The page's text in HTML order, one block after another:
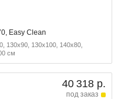
Easy Clean
130x90, 130x100, 140x80,
см
40 318 р.
под заказ